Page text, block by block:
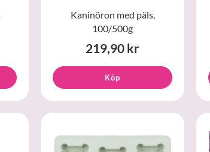
Kaninöron med päls,
100/500g
219,90 kr
Köp